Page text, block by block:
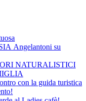
Angelantoni su
NATURALISTICI
con la guida turistica